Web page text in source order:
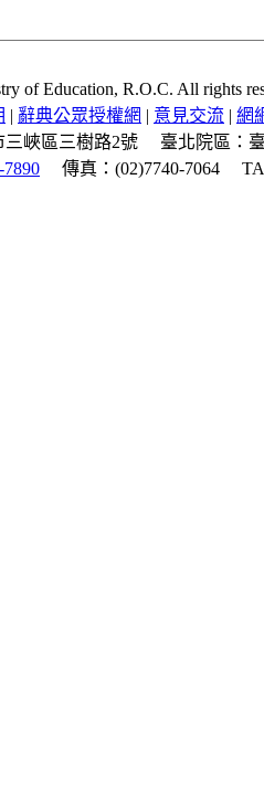
of Education, R.O.C. All rights
| 辭典公眾授權網 | 意見交流 | 網
三峽區三樹路2號
臺北院區：
7890 傳真：(02)7740-7064